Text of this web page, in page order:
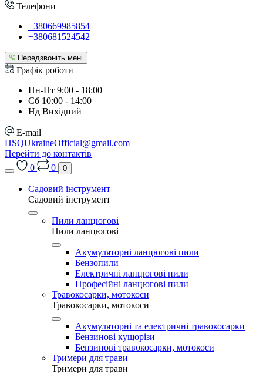
Телефони
+380669985854
+380681524542
Передзвоніть мені
Графік роботи
Пн-Пт 9:00 - 18:00
Сб 10:00 - 14:00
Нд Вихідний
E-mail
HSQUkraineOfficial@gmail.com
Перейти до контактів
0
0 0
Садовий інструмент
Садовий інструмент
Пили ланцюгові
Пили ланцюгові
Акумуляторні ланцюгові пили
Бензопили
Електричні ланцюгові пили
Професійні ланцюгові пили
Травокосарки, мотокоси
Травокосарки, мотокоси
Акумуляторні та електричні травокосарки
Бензинові кущорізи
Бензинові травокосарки, мотокоси
Тримери для трави
Тримери для трави